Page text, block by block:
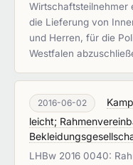
Wirtschaftsteilnehmer
die Lieferung von
und Herren, für die
Westfalen
2016-06-02
leicht;
LHBw 2016 0040: